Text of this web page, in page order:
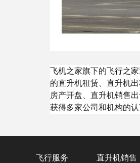
飞机之家旗下的飞行之
的直升机租赁、直升机
房产开盘、直升机销售
获得多家公司和机构的
飞行服务 直升机销售